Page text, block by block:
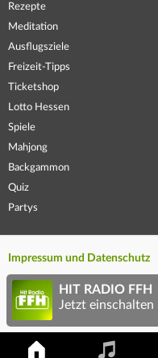
Rezepte
Meditation
Ausflugsziele
Freizeit-Tipps
Ticketshop
Lotto Hessen
Spiele
Mahjong
Backgammon
Quiz
Partys
Impressum und Datenschutz
HIT RADIO FFH
Jetzt einschalten